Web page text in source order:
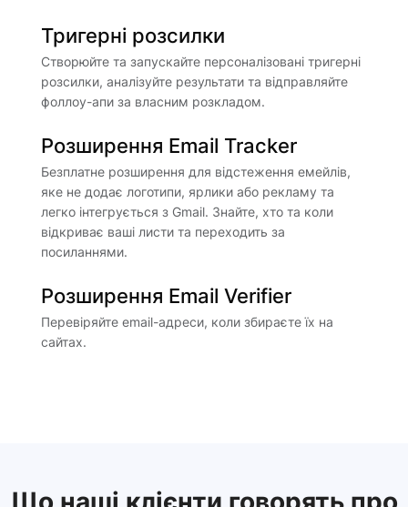
Тригерні розсилки
Створюйте та запускайте персоналізовані тригерні
розсилки, аналізуйте результати та відправляйте
фоллоу-апи за власним розкладом.
Розширення Email Tracker
Безплатне розширення для відстеження емейлів,
яке не додає логотипи, ярлики або рекламу та
легко інтегрується з Gmail. Знайте, хто та коли
відкриває ваші листи та переходить за
посиланнями.
Розширення Email Verifier
Перевіряйте email-адреси, коли збираєте їх на
сайтах.